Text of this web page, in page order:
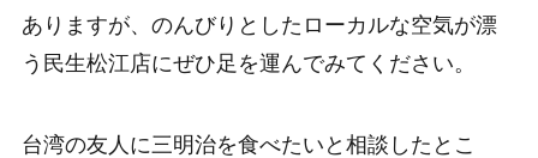
ありますが、のんびりとしたローカルな空気が漂
う民生松江店にぜひ足を運んでみてください。
台湾の友人に三明治を食べたいと相談したとこ